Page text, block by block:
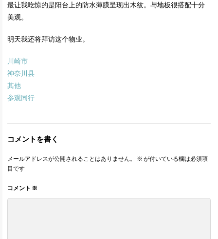
最让我吃惊的是阳台上的防水薄膜呈现出木纹。与地板很搭配十分
美观。
明天我还将拜访这个物业。
川崎市
神奈川县
其他
参观同行
コメントを書く
メールアドレスが公開されることはありません。 ※ が付いている欄は必須項
目です
コメント ※